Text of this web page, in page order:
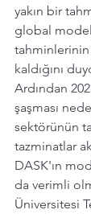
yakın bir
global
tahminlerinin
kaldığını
Ardından
şaşması
sektörünün
tazminatlar
DASK'ın
da verimli
Üniversitesi